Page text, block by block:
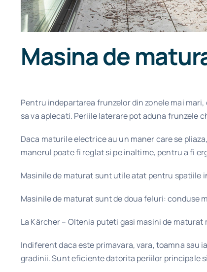
Masina de
Pentru indepartarea frunzelor din zonele mai
sa va aplecati. Periile laterare pot aduna frunzele
Daca maturile electrice au un maner care se
manerul poate fi reglat si pe inaltime, pentru a fi
Masinile de maturat sunt utile atat pentru spatiile
Masinile de maturat sunt de doua feluri: conduse
La Kärcher – Oltenia puteti gasi masini de maturat
Indiferent daca este primavara, vara, toamna
gradinii. Sunt eficiente datorita periilor principale